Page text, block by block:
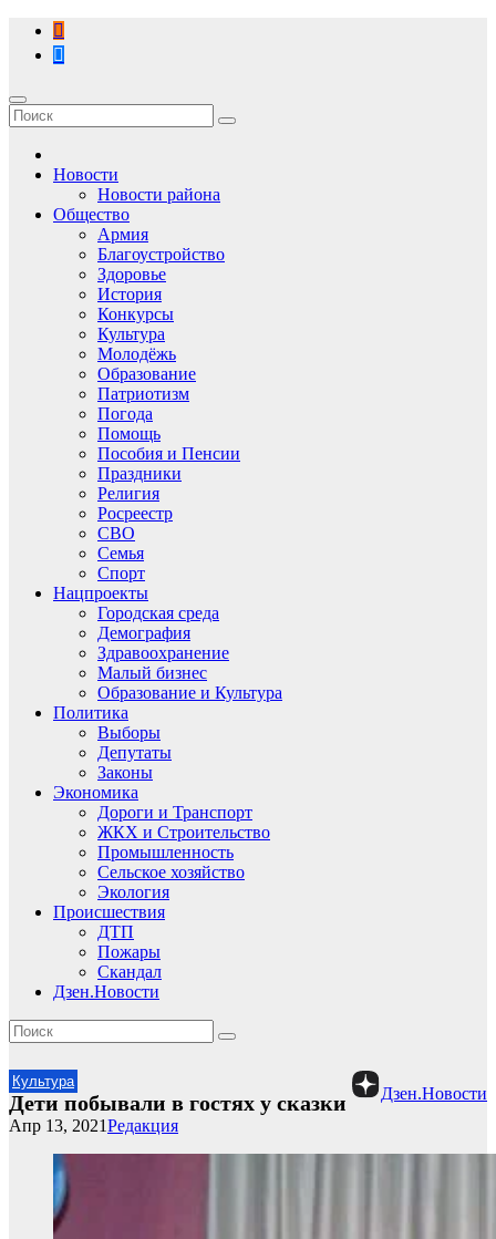
Перейти
содержимому
Новости
Новости района
Общество
Армия
Благоустройство
Здоровье
История
Конкурсы
Культура
Молодёжь
Образование
Патриотизм
Погода
Помощь
Пособия и Пенсии
Праздники
Религия
Росреестр
СВО
Семья
Спорт
Нацпроекты
Городская среда
Демография
Здравоохранение
Малый бизнес
Образование и Культура
Политика
Выборы
Депутаты
Законы
Экономика
Дороги и Транспорт
ЖКХ и Строительство
Промышленность
Сельское хозяйство
Экология
Происшествия
ДТП
Пожары
Скандал
Дзен.Новости
Культура
Дзен.Новости
Дети побывали в гостях у сказки
Редакция
Апр 13, 2021